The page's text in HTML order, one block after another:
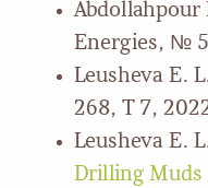
Abdollahpour
Energies, №
Leusheva E.
268, Т 7,
Leusheva E.
Drilling Muds